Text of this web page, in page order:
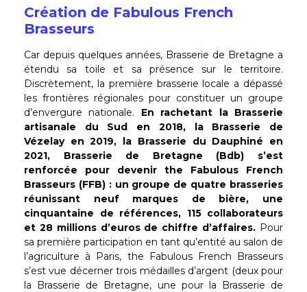
Création de Fabulous French
Brasseurs
Car depuis quelques années, Brasserie de Bretagne a
étendu sa toile et sa présence sur le territoire.
Discrètement, la première brasserie locale a dépassé
les frontières régionales pour constituer un groupe
d’envergure nationale. En rachetant la Brasserie
artisanale du Sud en 2018, la Brasserie de
Vézelay en 2019, la Brasserie du Dauphiné en
2021, Brasserie de Bretagne (Bdb) s’est
renforcée pour devenir the Fabulous French
Brasseurs (FFB) : un groupe de quatre brasseries
réunissant neuf marques de bière, une
cinquantaine de références, 115 collaborateurs
et 28 millions d’euros de chiffre d’affaires. Pour
sa première participation en tant qu’entité au salon de
l’agriculture à Paris, the Fabulous French Brasseurs
s’est vue décerner trois médailles d’argent (deux pour
la Brasserie de Bretagne, une pour la Brasserie de